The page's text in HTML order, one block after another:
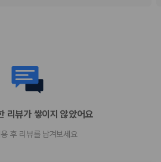
리뷰가 쌓이지 않았어요
후 리뷰를 남겨보세요